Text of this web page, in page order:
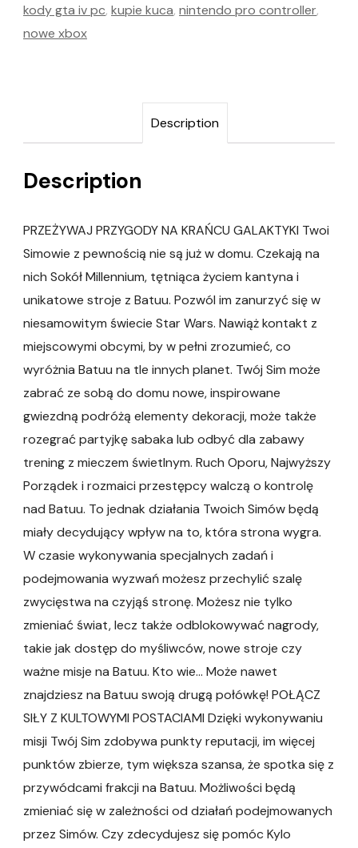
kody gta iv pc, kupie kuca, nintendo pro controller,
nowe xbox
Description
Description
PRZEŻYWAJ PRZYGODY NA KRAŃCU GALAKTYKI Twoi
Simowie z pewnością nie są już w domu. Czekają na
nich Sokół Millennium, tętniąca życiem kantyna i
unikatowe stroje z Batuu. Pozwól im zanurzyć się w
niesamowitym świecie Star Wars. Nawiąż kontakt z
miejscowymi obcymi, by w pełni zrozumieć, co
wyróżnia Batuu na tle innych planet. Twój Sim może
zabrać ze sobą do domu nowe, inspirowane
gwiezdną podróżą elementy dekoracji, może także
rozegrać partyjkę sabaka lub odbyć dla zabawy
trening z mieczem świetlnym. Ruch Oporu, Najwyższy
Porządek i rozmaici przestępcy walczą o kontrolę
nad Batuu. To jednak działania Twoich Simów będą
miały decydujący wpływ na to, która strona wygra.
W czasie wykonywania specjalnych zadań i
podejmowania wyzwań możesz przechylić szalę
zwycięstwa na czyjąś stronę. Możesz nie tylko
zmieniać świat, lecz także odblokowywać nagrody,
takie jak dostęp do myśliwców, nowe stroje czy
ważne misje na Batuu. Kto wie… Może nawet
znajdziesz na Batuu swoją drugą połówkę! POŁĄCZ
SIŁY Z KULTOWYMI POSTACIAMI Dzięki wykonywaniu
misji Twój Sim zdobywa punkty reputacji, im więcej
punktów zbierze, tym większa szansa, że spotka się z
przywódcami frakcji na Batuu. Możliwości będą
zmieniać się w zależności od działań podejmowanych
przez Simów. Czy zdecydujesz się pomóc Kylo